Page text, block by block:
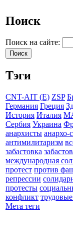
Поиск
Поиск на сайте:
Тэги
CNT-AIT (E) ZSP
Германия Греция
История Италия
Сербия Украина
анархисты анархо-
антимилитаризм
забастовка
международная
протест против
репрессии
протесты
конфликт
Мета теги